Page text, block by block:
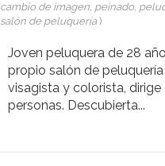
cambio de imagen, peinado,
salón de peluquería)
Joven peluquera de 28
propio salón de
visagista y colorista,
personas. Descubierta...